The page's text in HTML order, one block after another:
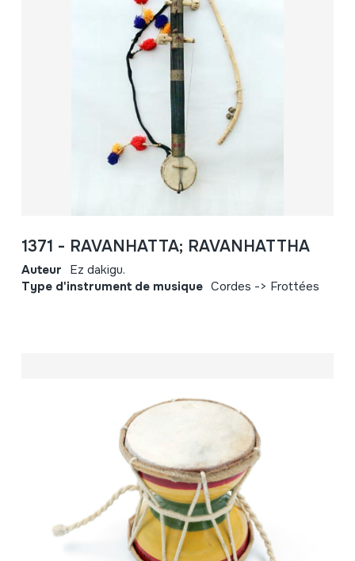
1371 - RAVANHATTA; RAVANHATTHA
Auteur Ez dakigu.
Type d'instrument de musique Cordes -> Frottées